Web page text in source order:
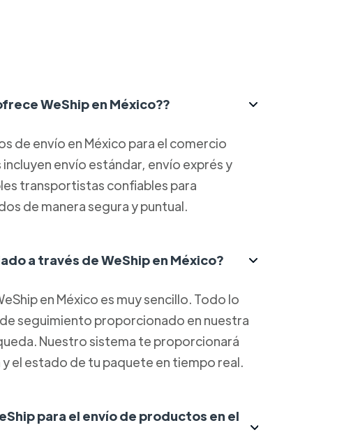
WeShip en México??
de envío en México para el comercio
envío estándar, envío exprés y
transportistas confiables para
de manera segura y puntual.
a través de WeShip en México?
en México es muy sencillo. Todo lo
seguimiento proporcionado en nuestra
Nuestro sistema te proporcionará
el estado de tu paquete en tiempo real.
para el envío de productos en el